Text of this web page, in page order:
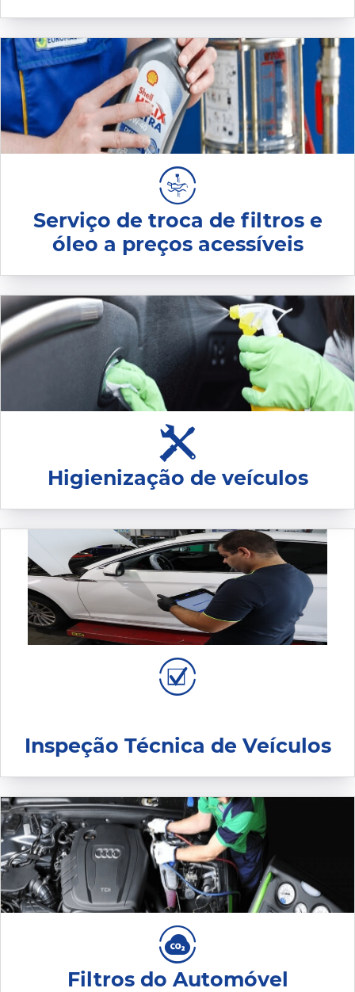
Serviço de troca de filtros e
óleo a preços acessíveis
Higienização de veículos
Inspeção Técnica de Veículos
Filtros do Automóvel